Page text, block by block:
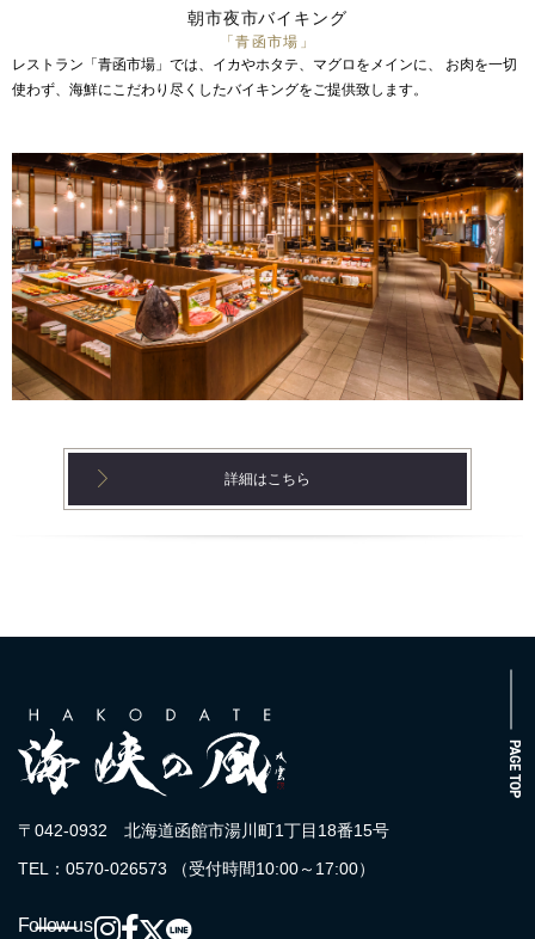
朝市夜市バイキング
「青函市場」
レストラン「青函市場」では、イカやホタテ、マグロをメインに、
お肉を一切
使わず、海鮮にこだわり尽くしたバイキングをご提供致します。
詳細はこちら
PAGE TOP
〒042-0932 北海道函館市湯川町1丁目18番15号
TEL：0570-026573 （受付時間10:00～17:00）
Follow us